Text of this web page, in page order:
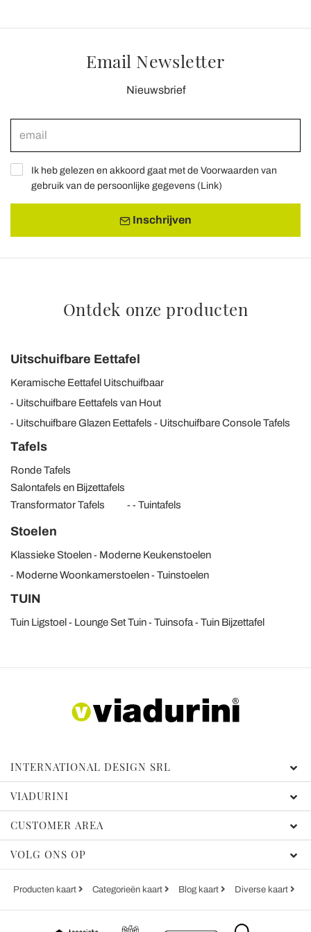
Email Newsletter
Nieuwsbrief
Ik heb gelezen en akkoord gaat met de Voorwaarden van
gebruik van de persoonlijke gegevens (Link)
Inschrijven
Ontdek onze producten
Uitschuifbare Eettafel
Keramische Eettafel Uitschuifbaar
Uitschuifbare Eettafels van Hout
Uitschuifbare Glazen Eettafels
Uitschuifbare Console Tafels
Tafels
Ronde Tafels
Salontafels en Bijzettafels
Transformator Tafels
Tuintafels
Stoelen
Klassieke Stoelen
Moderne Keukenstoelen
Moderne Woonkamerstoelen
Tuinstoelen
TUIN
Tuin Ligstoel Lounge Set Tuin Tuinsofa Tuin Bijzettafel
INTERNATIONAL DESIGN SRL
VIADURINI
CUSTOMER AREA
VOLG ONS OP
Producten kaart Categorieën kaart Blog kaart Diverse kaart